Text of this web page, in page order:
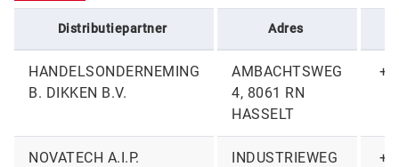
Distributiepartner Adres
HANDELSONDERNEMING
B. DIKKEN B.V.
AMBACHTSWEG
4, 8061 RN
HASSELT
NOVATECH A.I.P.
INDUSTRIEWEG